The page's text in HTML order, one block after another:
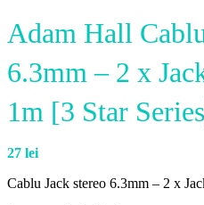
Adam Hall
6.3mm – 2 x
1m [3 Star
27 lei
Cablu Jack stereo 6.3mm – 2 x